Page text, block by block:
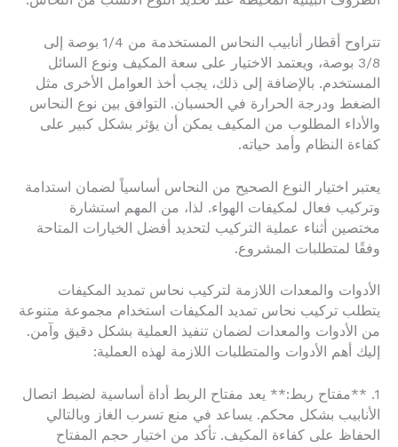
تتراوح أقطار أنابيب النحاس المستخدمة من 1/4 بوصة إلى
3/8 بوصة، ويعتمد الاختيار على سعة المكيف ونوع السائل
المستخدم. بالإضافة إلى ذلك، يجب أخذ العوامل الأخرى مثل
الضغط ودرجة الحرارة في الحسبان. التوافق بين نوع النحاس
والأداء المطلوب من المكيف يمكن أن يؤثر بشكل كبير على
كفاءة النظام وأمد حياته.
يعتبر اختيار النوع الصحيح من النحاس أساسياً لضمان استدامة
وتركيب فعال لمكيفات الهواء. لذا، من المهم استشارة
مختصين أثناء عملية التركيب لتحديد أفضل الخيارات المتاحة
وفقًا لمتطلبات المشروع.
الأدوات والمعدات اللازمة لتركيب نحاس تمديد المكيفات
يتطلب تركيب نحاس تمديد المكيفات استخدام مجموعة متنوعة
من الأدوات والمعدات لضمان تنفيذ العملية بشكل دقيق وآمن.
إليك أهم الأدوات والمتطلبات اللازمة لهذه العملية:
1. **مفتاح ربط:** يعد مفتاح الربط أداة أساسية لضبط اتصال
الأنابيب بشكل محكم. يساعد في منع تسرب الغاز وبالتالي
الحفاظ على كفاءة المكيف. تأكد من اختيار حجم المفتاح